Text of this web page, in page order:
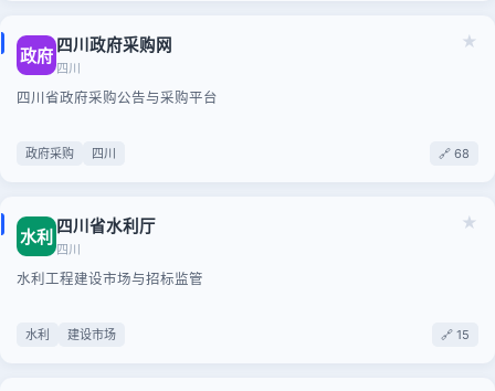
★
政府 四川政府采购网
四川
四川省政府采购公告与采购平台
政府采购 四川 🔗 68
★
水利 四川省水利厅
四川
水利工程建设市场与招标监管
水利 建设市场 🔗 15